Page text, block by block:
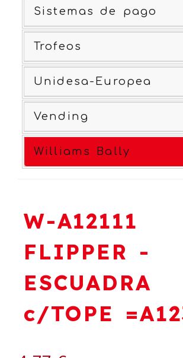
Sistemas de pago
Trofeos
Unidesa-Europea
Vending
Williams Bally
W-A12111
FLIPPER -
ESCUADRA
c/TOPE